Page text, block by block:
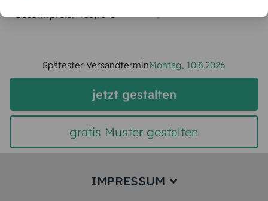
Gesamtpreis: 38,75 €
Spätester VersandterminMontag, 10.8.2026
jetzt gestalten
gratis Muster gestalten
IMPRESSUM